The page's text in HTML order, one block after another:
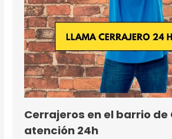
Cerrajeros en el barrio de
atención 24h